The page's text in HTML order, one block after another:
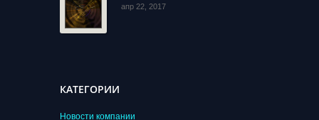
апр 22, 2017
КАТЕГОРИИ
Новости компании